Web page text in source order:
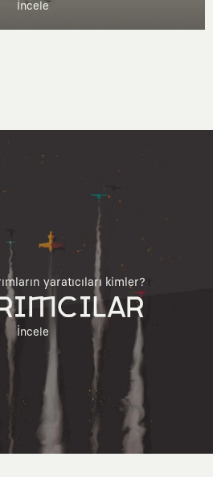
İncele
yaratıcıları kimler?
İncele